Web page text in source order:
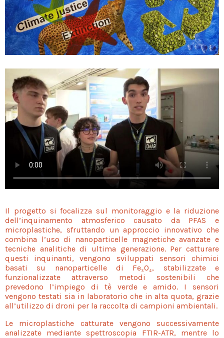
Il progetto si focalizza sul monitoraggio e la riduzione
dell’inquinamento atmosferico causato da PFAS e
microplastiche, sfruttando un approccio innovativo che
combina l’uso di nanoparticelle magnetiche avanzate e
tecniche analitiche di ultima generazione. Per catturare
questi inquinanti, vengono sviluppati sensori chimici
basati su nanoparticelle di Fe₃O₄, stabilizzate e
funzionalizzate attraverso metodi sostenibili che
prevedono l’impiego di tè verde e amido. I sensori
vengono testati sia in laboratorio che in alta quota, grazie
all’utilizzo di droni per la raccolta di campioni ambientali.
Le microplastiche catturate vengono successivamente
analizzate mediante spettroscopia FTIR-ATR, mentre lo